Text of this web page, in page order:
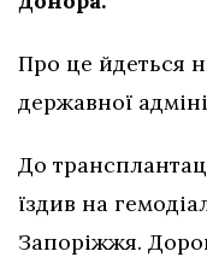
Про це йдеться
державної
До
їздив на
Запоріжжя.